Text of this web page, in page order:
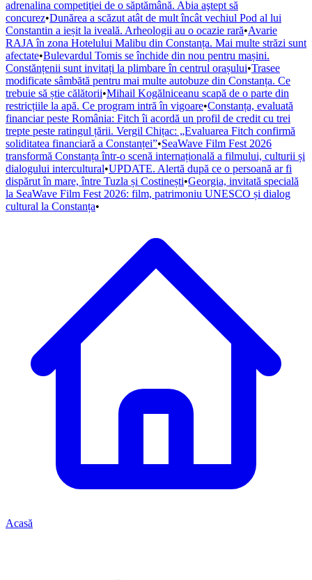
adrenalina competiţiei de o săptămână. Abia aştept să
concurez•Dunărea a scăzut atât de mult încât vechiul Pod al lui
Constantin a ieșit la iveală. Arheologii au o ocazie rară•Avarie
RAJA în zona Hotelului Malibu din Constanța. Mai multe străzi sunt
afectate•Bulevardul Tomis se închide din nou pentru mașini.
Constănțenii sunt invitați la plimbare în centrul orașului•Trasee
modificate sâmbătă pentru mai multe autobuze din Constanța. Ce
trebuie să știe călătorii•Mihail Kogălniceanu scapă de o parte din
restricțiile la apă. Ce program intră în vigoare•Constanța, evaluată
financiar peste România: Fitch îi acordă un profil de credit cu trei
trepte peste ratingul țării. Vergil Chițac: „Evaluarea Fitch confirmă
soliditatea financiară a Constanței”•SeaWave Film Fest 2026
transformă Constanța într-o scenă internațională a filmului, culturii și
dialogului intercultural•UPDATE. Alertă după ce o persoană ar fi
dispărut în mare, între Tuzla și Costinești•Georgia, invitată specială
la SeaWave Film Fest 2026: film, patrimoniu UNESCO și dialog
cultural la Constanța•
Acasă